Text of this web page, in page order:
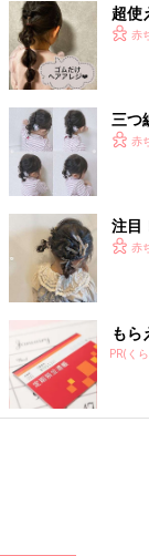
超使
赤
三つ
赤
注目
赤
もら
PR(く